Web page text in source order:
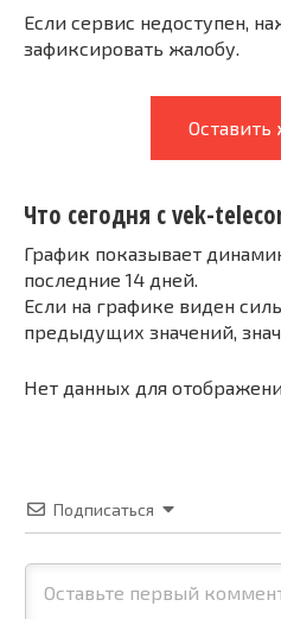
Если сервис недоступен,
зафиксировать жалобу.
Оставить
Что сегодня с vek-
График показывает
последние 14 дней.
Если на графике виден
предыдущих значений,
Нет данных для
Подписаться